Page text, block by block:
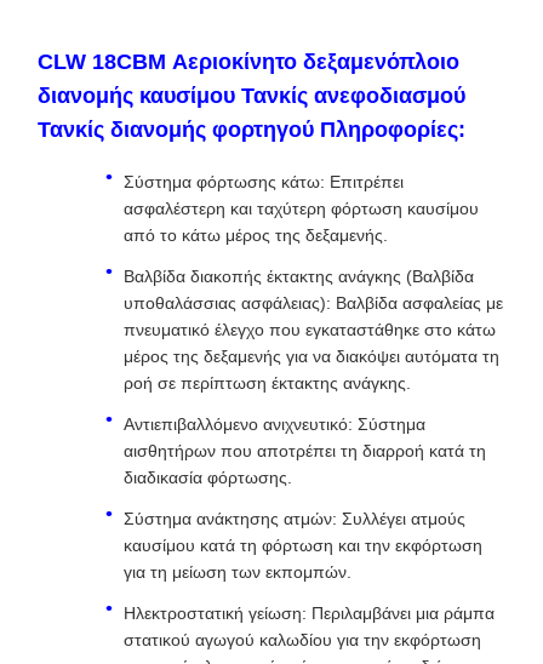
CLW 18CBM Αεριοκίνητο δεξαμενόπλοιο
διανομής καυσίμου Τανκίς ανεφοδιασμού
Τανκίς διανομής φορτηγού Πληροφορίες:
Σύστημα φόρτωσης κάτω: Επιτρέπει
ασφαλέστερη και ταχύτερη φόρτωση καυσίμου
από το κάτω μέρος της δεξαμενής.
Βαλβίδα διακοπής έκτακτης ανάγκης (Βαλβίδα
υποθαλάσσιας ασφάλειας): Βαλβίδα ασφαλείας με
πνευματικό έλεγχο που εγκαταστάθηκε στο κάτω
μέρος της δεξαμενής για να διακόψει αυτόματα τη
ροή σε περίπτωση έκτακτης ανάγκης.
Αντιεπιβαλλόμενο ανιχνευτικό: Σύστημα
αισθητήρων που αποτρέπει τη διαρροή κατά τη
διαδικασία φόρτωσης.
Σύστημα ανάκτησης ατμών: Συλλέγει ατμούς
καυσίμου κατά τη φόρτωση και την εκφόρτωση
για τη μείωση των εκπομπών.
Ηλεκτροστατική γείωση: Περιλαμβάνει μια ράμπα
στατικού αγωγού καλωδίου για την εκφόρτωση